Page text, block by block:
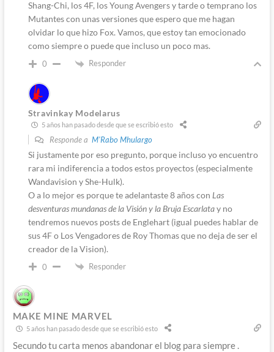
Shang-Chi, los 4F, los Young Avengers y tarde o temprano los
Mutantes con unas versiones que espero que me hagan
olvidar lo que hizo Fox. Vamos, que estoy tan emocionado
como siempre o puede que incluso un poco mas.
0 Responder
Stravinkay Modelarus
5 años han pasado desde que se escribió esto
Responde a M'Rabo Mhulargo
Si justamente por eso pregunto, porque incluso yo encuentro
rara mi indiferencia a todos estos proyectos (especialmente
Wandavision y She-Hulk).
O a lo mejor es porque te adelantaste 8 años con Las
desventuras mundanas de la Visión y la Bruja Escarlatay no
tendremos nuevos posts de Englehart (igual puedes hablar de
sus 4F o Los Vengadores de Roy Thomas que no deja de ser el
creador de la Vision).
0 Responder
MAKE MINE MARVEL
5 años han pasado desde que se escribió esto
Secundo tu carta menos abandonar el blog para siempre .